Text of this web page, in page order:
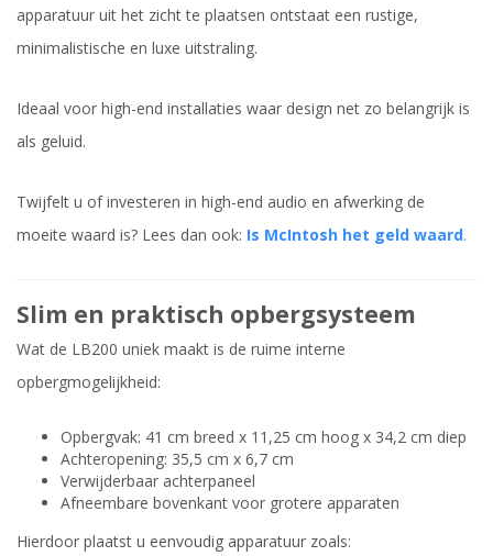
apparatuur uit het zicht te plaatsen ontstaat een rustige,
minimalistische en luxe uitstraling.
Ideaal voor high-end installaties waar design net zo belangrijk is
als geluid.
Twijfelt u of investeren in high-end audio en afwerking de
moeite waard is? Lees dan ook: Is McIntosh het geld waard.
Slim en praktisch opbergsysteem
Wat de LB200 uniek maakt is de ruime interne
opbergmogelijkheid:
Opbergvak: 41 cm breed x 11,25 cm hoog x 34,2 cm diep
Achteropening: 35,5 cm x 6,7 cm
Verwijderbaar achterpaneel
Afneembare bovenkant voor grotere apparaten
Hierdoor plaatst u eenvoudig apparatuur zoals: